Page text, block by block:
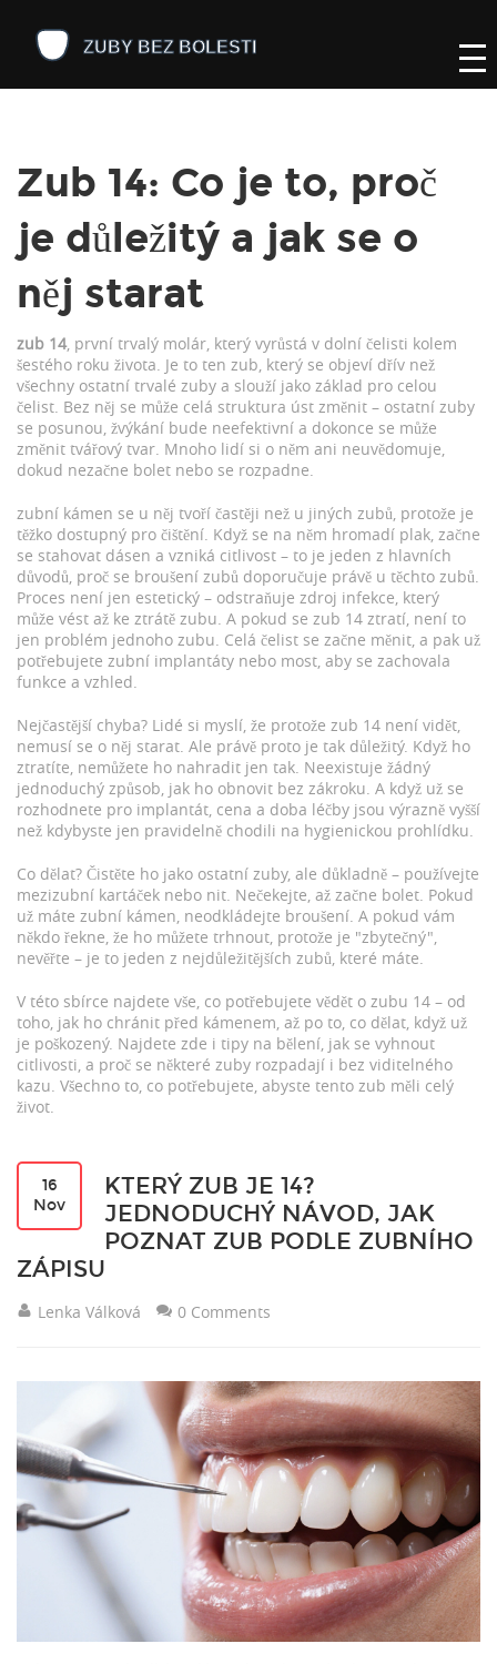
Zub 14: Co je to, proč
je důležitý a jak se o
něj starat
zub 14, první trvalý molár, který vyrůstá v dolní čelisti kolem
šestého roku života. Je to ten zub, který se objeví dřív než
všechny ostatní trvalé zuby a slouží jako základ pro celou
čelist. Bez něj se může celá struktura úst změnit – ostatní zuby
se posunou, žvýkání bude neefektivní a dokonce se může
změnit tvářový tvar. Mnoho lidí si o něm ani neuvědomuje,
dokud nezačne bolet nebo se rozpadne.
zubní kámen se u něj tvoří častěji než u jiných zubů, protože je
těžko dostupný pro čištění. Když se na něm hromadí plak, začne
se stahovat dásen a vzniká citlivost – to je jeden z hlavních
důvodů, proč se broušení zubů doporučuje právě u těchto zubů.
Proces není jen estetický – odstraňuje zdroj infekce, který
může vést až ke ztrátě zubu. A pokud se zub 14 ztratí, není to
jen problém jednoho zubu. Celá čelist se začne měnit, a pak už
potřebujete zubní implantáty nebo most, aby se zachovala
funkce a vzhled.
Nejčastější chyba? Lidé si myslí, že protože zub 14 není vidět,
nemusí se o něj starat. Ale právě proto je tak důležitý. Když ho
ztratíte, nemůžete ho nahradit jen tak. Neexistuje žádný
jednoduchý způsob, jak ho obnovit bez zákroku. A když už se
rozhodnete pro implantát, cena a doba léčby jsou výrazně vyšší
než kdybyste jen pravidelně chodili na hygienickou prohlídku.
Co dělat? Čistěte ho jako ostatní zuby, ale důkladně – používejte
mezizubní kartáček nebo nit. Nečekejte, až začne bolet. Pokud
už máte zubní kámen, neodkládejte broušení. A pokud vám
někdo řekne, že ho můžete trhnout, protože je "zbytečný",
nevěřte – je to jeden z nejdůležitějších zubů, které máte.
V této sbírce najdete vše, co potřebujete vědět o zubu 14 – od
toho, jak ho chránit před kámenem, až po to, co dělat, když už
je poškozený. Najdete zde i tipy na bělení, jak se vyhnout
citlivosti, a proč se některé zuby rozpadají i bez viditelného
kazu. Všechno to, co potřebujete, abyste tento zub měli celý
život.
16
Nov
KTERÝ ZUB JE 14?
JEDNODUCHÝ NÁVOD, JAK
POZNAT ZUB PODLE ZUBNÍHO
ZÁPISU
Lenka Válková 0 Comments